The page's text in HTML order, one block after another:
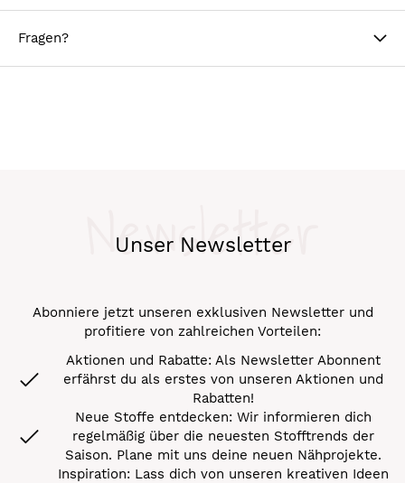
Fragen?
Unser Newsletter
Newsletter
Abonniere jetzt unseren exklusiven Newsletter und
profitiere von zahlreichen Vorteilen:
Aktionen und Rabatte: Als Newsletter Abonnent
erfährst du als erstes von unseren Aktionen und
Rabatten!
Neue Stoffe entdecken: Wir informieren dich
regelmäßig über die neuesten Stofftrends der
Saison. Plane mit uns deine neuen Nähprojekte.
Inspiration: Lass dich von unseren kreativen Ideen